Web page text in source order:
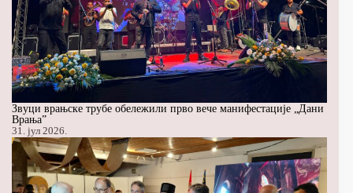
Звуци врањске трубе обележили прво вече манифестације „Дани
Врања”
31. јул 2026.